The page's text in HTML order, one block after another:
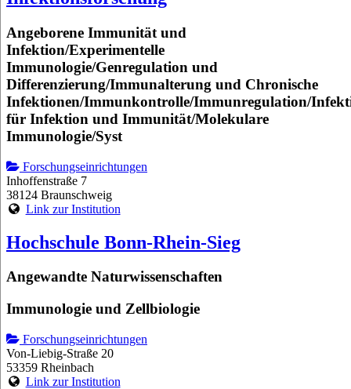
Angeborene Immunität und
Infektion/Experimentelle
Immunologie/Genregulation und
Differenzierung/Immunalterung und Chronische
Infektionen/Immunkontrolle/Immunregulation/
für Infektion und Immunität/Molekulare
Immunologie/Syst
Forschungseinrichtungen
Inhoffenstraße 7
38124 Braunschweig
Link zur Institution
Hochschule Bonn-Rhein-Sieg
Angewandte Naturwissenschaften
Immunologie und Zellbiologie
Forschungseinrichtungen
Von-Liebig-Straße 20
53359 Rheinbach
Link zur Institution